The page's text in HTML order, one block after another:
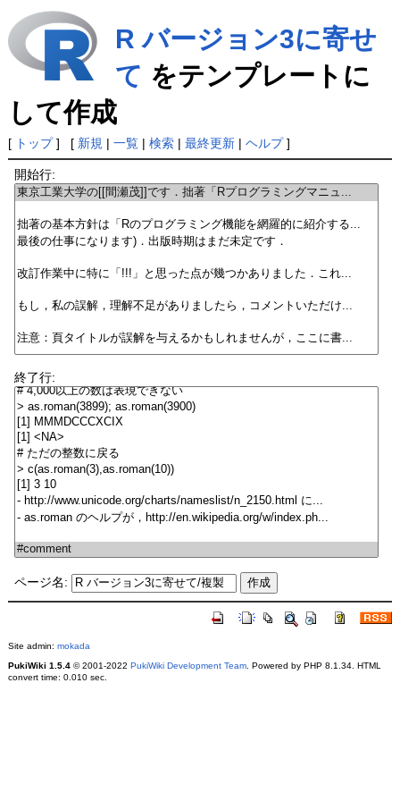
R バージョン3に寄せ
て をテンプレートに
して作成
[ トップ] [ 新規 | 一覧| 検索| 最終更新| ヘルプ]
開始行:
終了行:
ページ名:
Site admin: mokada
PukiWiki 1.5.4© 2001-2022 PukiWiki Development Team. Powered by PHP 8.1.34. HTML
convert time: 0.010 sec.